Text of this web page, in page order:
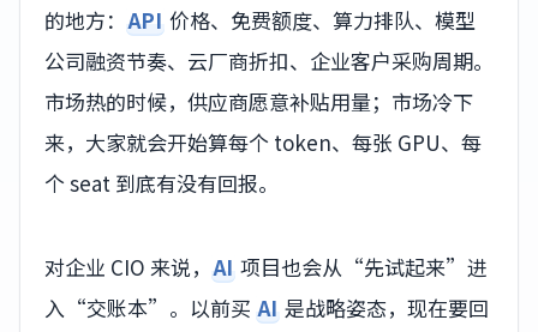
的地方： API 价格、免费额度、算力排队、模型
公司融资节奏、云厂商折扣、企业客户采购周期。
市场热的时候，供应商愿意补贴用量；市场冷下
来，大家就会开始算每个 token、每张 GPU、每
个 seat 到底有没有回报。
对企业 CIO 来说， AI 项目也会从“先试起来”进
入“交账本”。以前买 AI 是战略姿态，现在要回